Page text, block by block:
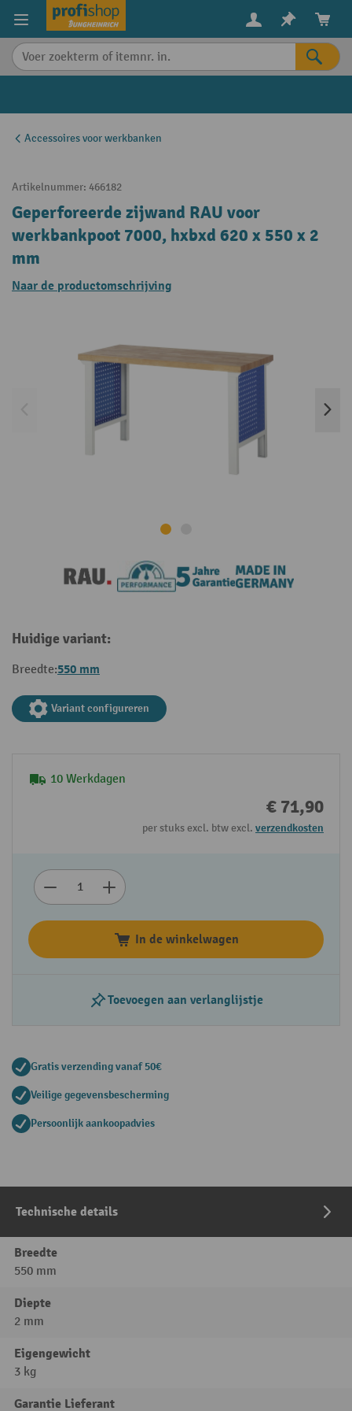
content
Accessoires voor werkbanken
Artikelnummer: 466182
Geperforeerde zijwand RAU voor
werkbankpoot 7000, hxbxd 620 x 550 x 2
mm
Naar de productomschrijving
Huidige variant:
Breedte:550 mm
Variant configureren
10 Werkdagen
€ 71,90
per stuks excl. btw excl. verzendkosten
In de winkelwagen
Toevoegen aan verlanglijstje
Gratis verzending vanaf 50€
Veilige gegevensbescherming
Persoonlijk aankoopadvies
Technische details
Breedte
550 mm
Diepte
2 mm
Eigengewicht
3 kg
Garantie Lieferant